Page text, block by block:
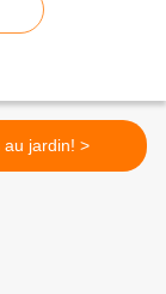
Tous au jardin! >